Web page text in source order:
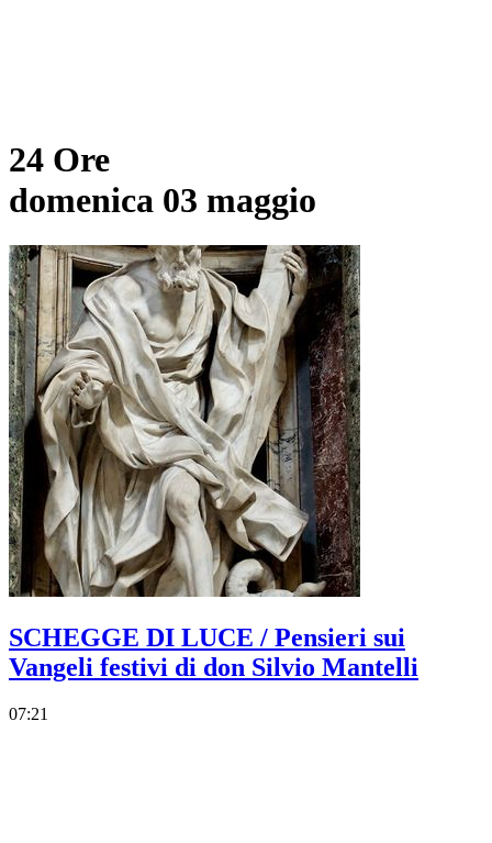
24 Ore
domenica 03 maggio
SCHEGGE DI LUCE / Pensieri sui
Vangeli festivi di don Silvio Mantelli
07:21